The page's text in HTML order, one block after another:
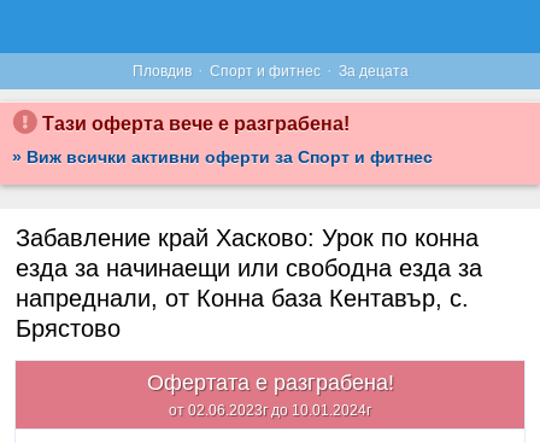
Пловдив · Спорт и фитнес · За децата
Тази оферта вече е разграбена!
» Виж всички активни оферти за Спорт и фитнес
Забавление край Хасково: Урок по конна
езда за начинаещи или свободна езда за
напреднали, от Конна база Кентавър, с.
Брястово
Офертата е разграбена!
от 02.06.2023г до 10.01.2024г